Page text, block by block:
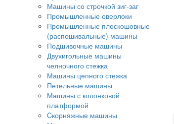
Машины со строчкой зиг-заг
Промышленные оверлоки
Промышленные плоскошовные
(распошивальные) машины
Подшивочные машины
Двухигольные машины
челночного стежка
Машины цепного стежка
Петельные машины
Машины с колонковой
платформой
Cкорняжные машины